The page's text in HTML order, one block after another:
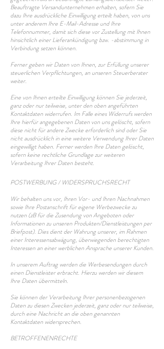
Beauftragte Versandunternehmen erhalten, sofern Sie
dazu Ihre ausdrückliche Einwilligung erteilt haben, von uns
unter anderem Ihre E-Mail-Adresse und Ihre
Telefonnummer, damit sich diese vor Zustellung mit Ihnen
hinsichtlich einer Lieferankündigung bzw. -abstimmung in
Verbindung setzen können.
Ferner geben wir Daten von Ihnen, zur Erfüllung unserer
steuerlichen Verpflichtungen, an unseren Steuerberater
weiter.
Eine von Ihnen erteilte Einwilligung können Sie jederzeit,
ganz oder nur teilweise, unter den oben angeführten
Kontaktdaten widerrufen. Im Falle eines Widerrufs werden
Ihre hierfür angegebenen Daten von uns gelöscht, sofern
diese nicht für andere Zwecke erforderlich sind oder Sie
nicht ausdrücklich in eine weitere Verwendung Ihrer Daten
eingewilligt haben. Ferner werden Ihre Daten gelöscht,
sofern keine rechtliche Grundlage zur weiteren
Verarbeitung Ihrer Daten besteht.
POSTWERBUNG / WIDERSPRUCHSRECHT
Wir behalten uns vor, Ihren Vor- und Ihren Nachnahmen
sowie Ihre Postanschrift für eigene Werbezwecke zu
nutzen (zB für die Zusendung von Angeboten oder
Informationen zu unseren Produkten/Dienstleistungen per
Briefpost). Dies dient der Wahrung unserer, im Rahmen
einer Interessensabwägung, überwiegenden berechtigten
Interessen an einer werblichen Ansprache unserer Kunden.
In unserem Auftrag werden die Werbesendungen durch
einen Dienstleister erbracht. Hierzu werden wir diesem
Ihre Daten übermitteln.
Sie können der Verarbeitung Ihrer personenbezogenen
Daten zu diesen Zwecken jederzeit, ganz oder nur teilweise,
durch eine Nachricht an die oben genannten
Kontaktdaten widersprechen.
BETROFFENENRECHTE